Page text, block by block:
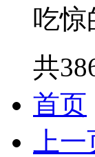
吃惊
共
首页
上